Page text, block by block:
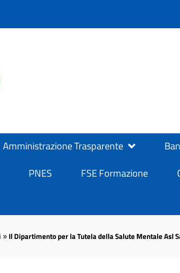
ASL Salerno
ASL Salerno
Amministrazione Trasparente
PNES FSE Formazione
» Il Dipartimento per la Tutela della Salute Mentale Asl